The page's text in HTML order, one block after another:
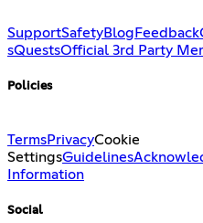
SupportSafetyBlog Feedback
sQuestsOfficial 3rd Party
Policies
TermsPrivacyCookie
SettingsGuidelines
Information
Social